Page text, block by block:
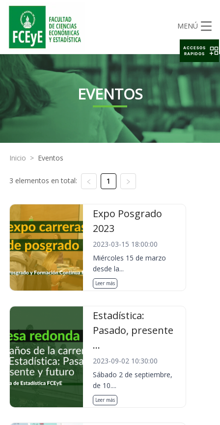
MENÚ
EVENTOS
Inicio > Eventos
3 elementos en total: 1
Expo Posgrado
2023
2023-03-15 18:00:00
Miércoles 15 de marzo
desde la...
Leer más
Estadística:
Pasado, presente
...
2023-09-02 10:30:00
Sábado 2 de septiembre,
de 10....
Leer más
ACCESOS
RAPIDOS